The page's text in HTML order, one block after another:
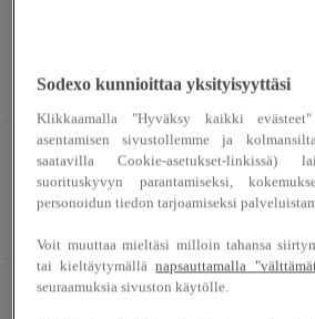
G L
BUFFET
Butter Chicken, riisiä ja
BUFFET
Sodexo kunnioittaa yksityisyyttäsi
Klikkaamalla "Hyväksy kaikki
asentamisen sivustollemme ja
saatavilla Cookie-asetukset-linkissä)
suorituskyvyn parantamiseksi,
personoidun tiedon tarjoamiseksi
Voit muuttaa mieltäsi milloin tahansa
tai kieltäytymällänapsauttamalla
seuraamuksia sivuston käytölle.